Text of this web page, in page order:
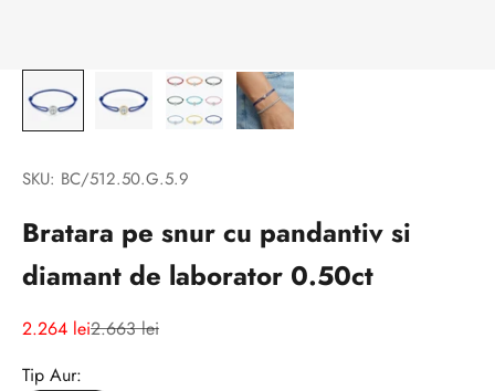
SKU: BC/512.50.G.5.9
Bratara pe snur cu pandantiv si
diamant de laborator 0.50ct
Preț redus
2.264 leiPreț normal
2.663 lei
Tip Aur: